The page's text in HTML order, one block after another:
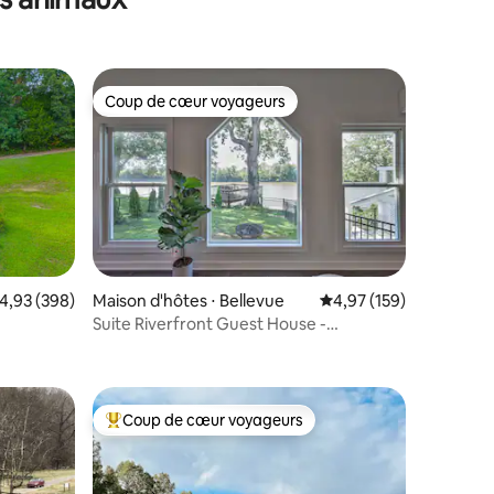
: 4,97 sur 5
moyenne sur la base de 398 commentaires : 4,93 sur 5
4,93 (398)
Coup de cœur voyageurs
Coup de cœur voyageurs
Maison d'hôtes ⋅ Bellevue Évaluation moyenne
4,97 (159)
Suite Riverfront Guest House -
appréciés Coups de cœur voyageurs les plus appréciés
Coup de cœur voyageurs